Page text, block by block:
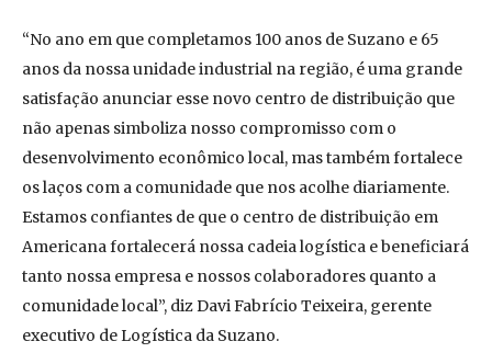
“No ano em que completamos 100 anos de Suzano e 65
anos da nossa unidade industrial na região, é uma grande
satisfação anunciar esse novo centro de distribuição que
não apenas simboliza nosso compromisso com o
desenvolvimento econômico local, mas também fortalece
os laços com a comunidade que nos acolhe diariamente.
Estamos confiantes de que o centro de distribuição em
Americana fortalecerá nossa cadeia logística e beneficiará
tanto nossa empresa e nossos colaboradores quanto a
comunidade local”, diz Davi Fabrício Teixeira, gerente
executivo de Logística da Suzano.